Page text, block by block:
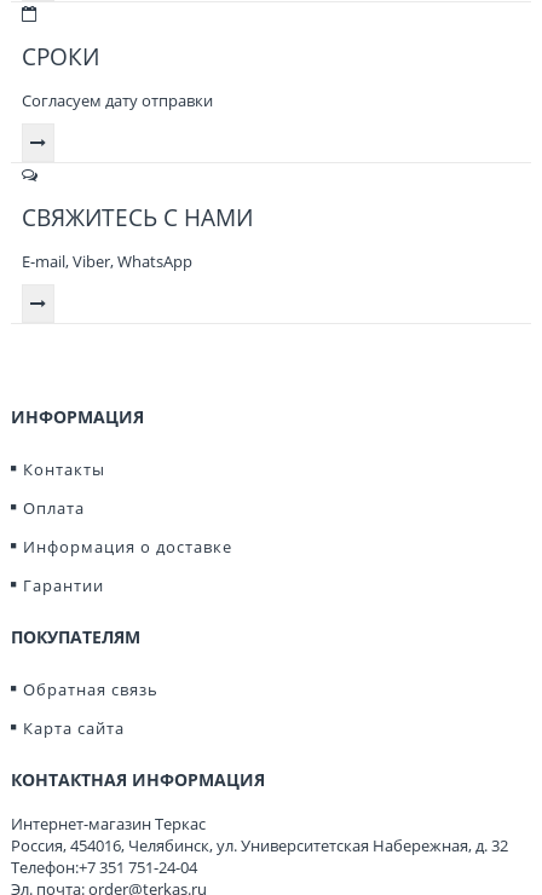
СРОКИ
Согласуем дату отправки
СВЯЖИТЕСЬ С НАМИ
E-mail, Viber,WhatsApp
ИНФОРМАЦИЯ
Контакты
Оплата
Информация о доставке
Гарантии
ПОКУПАТЕЛЯМ
Обратная связь
Карта сайта
КОНТАКТНАЯ ИНФОРМАЦИЯ
Интернет-магазин Теркас
Россия,454016, Челябинск,ул. Университетская Набережная, д. 32
Телефон:+7 351 751-24-04
Эл. почта:order@terkas.ru